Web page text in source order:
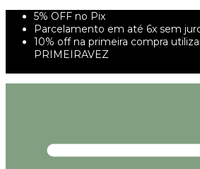
5% OFF no Pix
Parcelamento em até 6x sem
10% off na primeira compra
PRIMEIRAVEZ